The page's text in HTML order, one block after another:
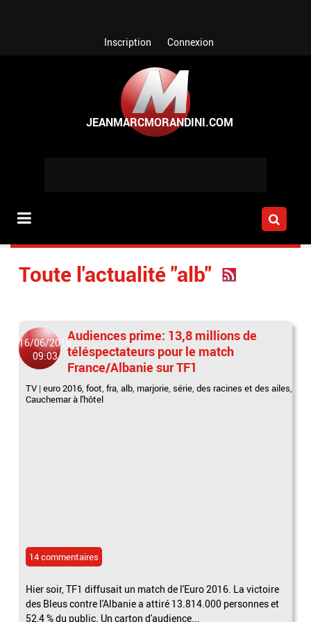
Inscription Connexion
Toute l'actualité "alb"
16/06/2016
09:03
Audiences prime: 13,8 millions de
téléspectateurs pour le match
France/Albanie sur TF1
TV |euro 2016,foot,fra,alb, marjorie,série,des racines et des ailes,
Cauchemar à l'hôtel
14 commentaires
Hier soir, TF1 diffusait un match de l'Euro 2016. La victoire
des Bleus contre l'Albanie a attiré 13.814.000 personnes et
52,4 % du public. Un carton d'audience...